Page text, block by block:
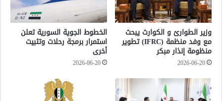
وزير الطوارئ و الكوارث يبحث
مع وفد منظمة (IFRC) تطوير
منظومة إنذار مبكر
2026-06-20
الخطوط الجوية السورية تعلن
استمرار برمجة رحلات وتثبيت
أخرى
2026-06-20